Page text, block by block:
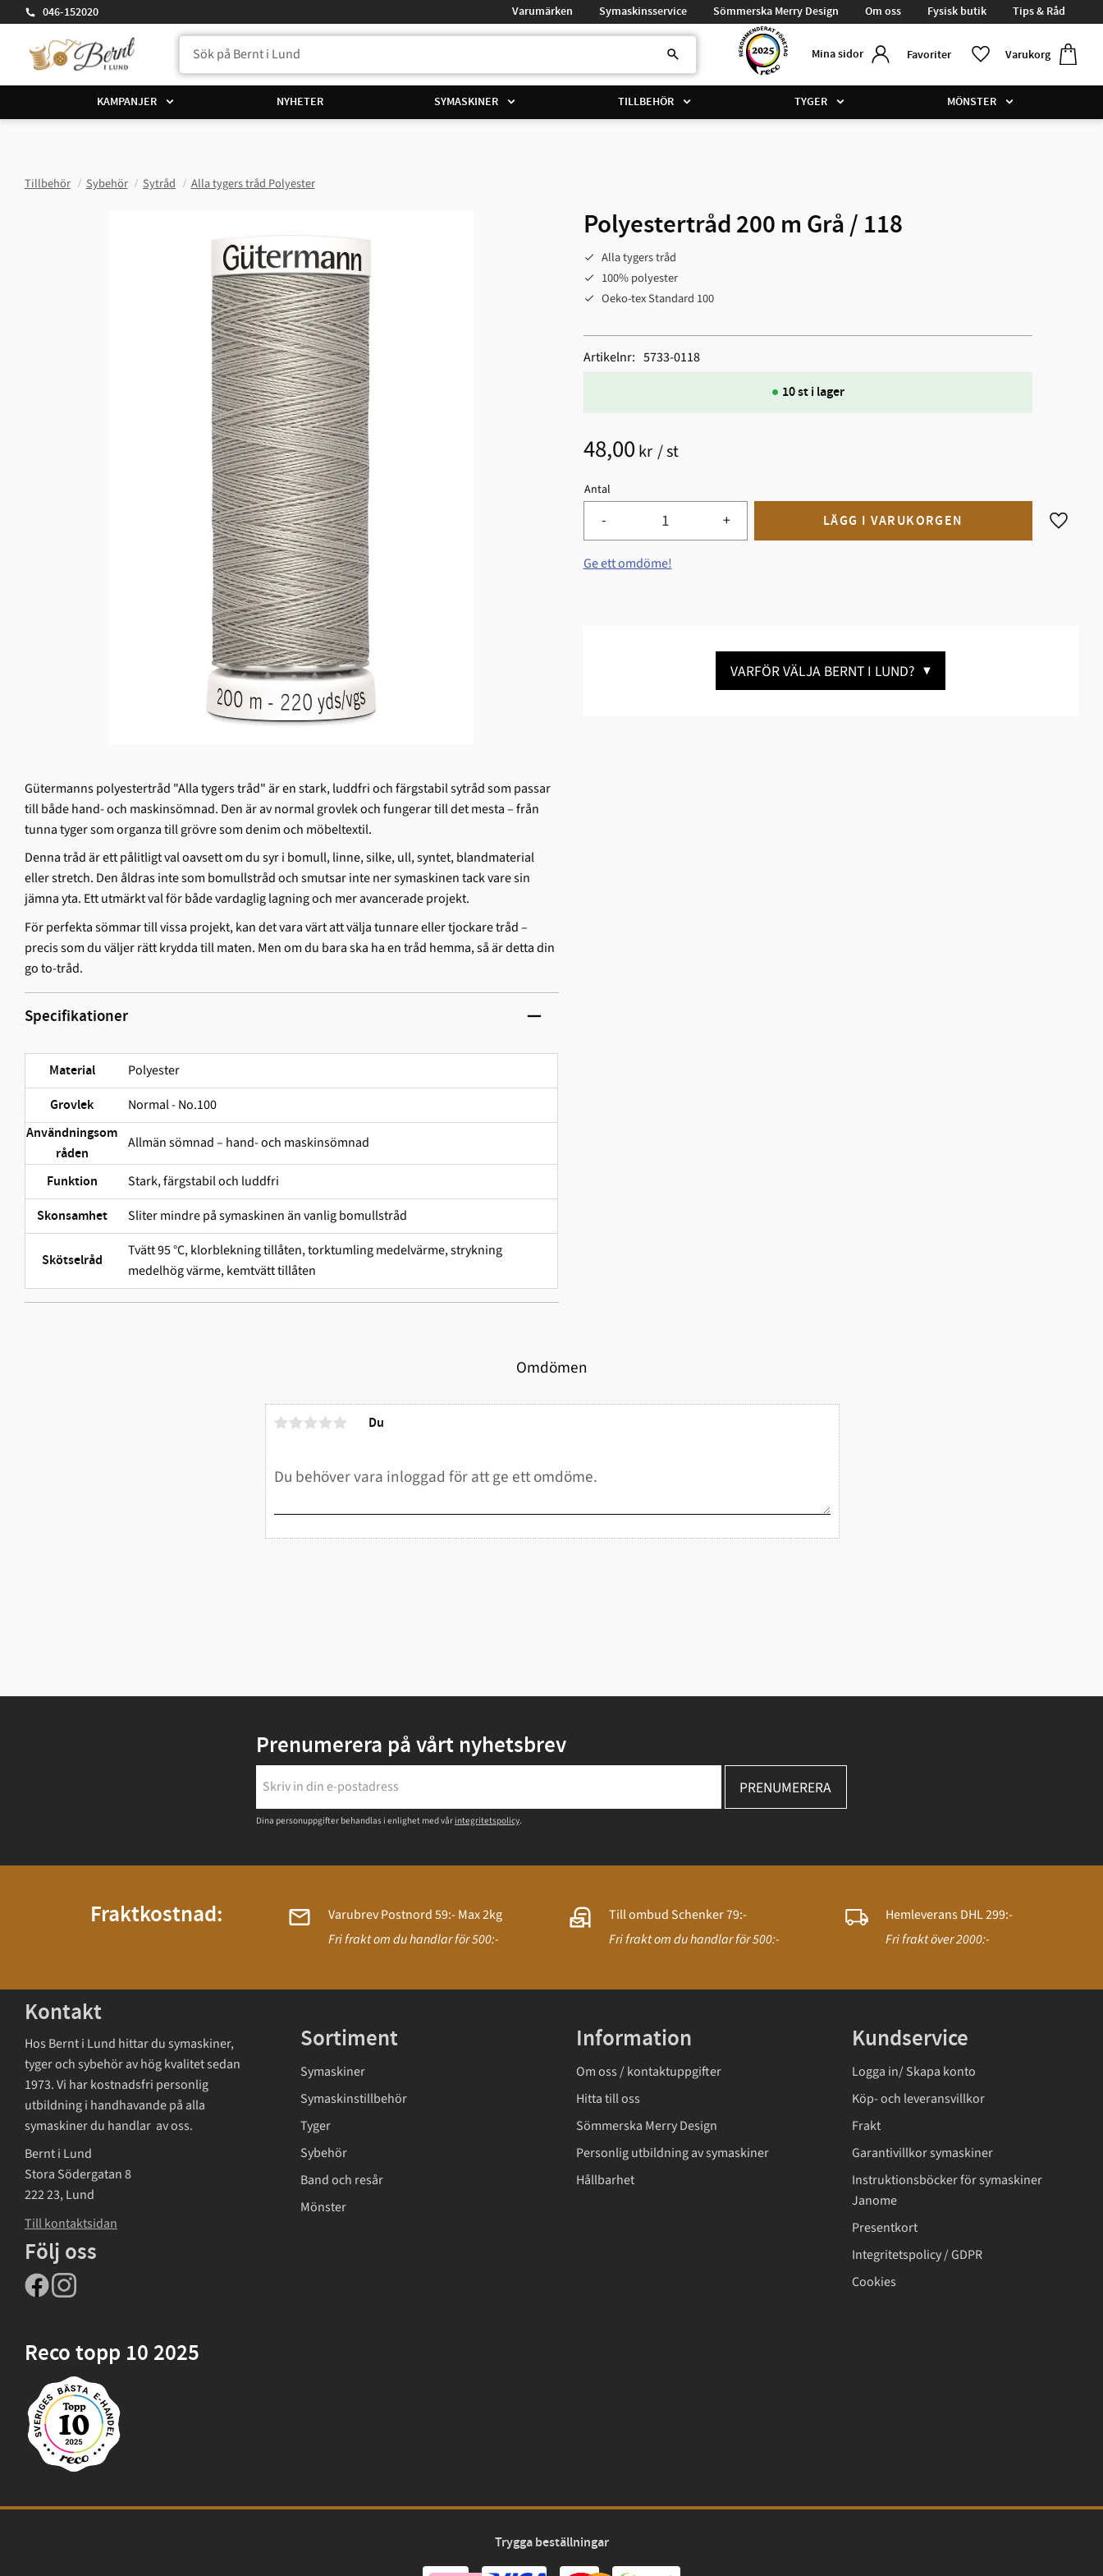
046-152020 Varumärken Symaskinsservice Sömmerska Merry Design Om oss Fysisk butik Tips & Råd
Mina sidor Favoriter Varukorg
Favoriter
KAMPANJER NYHETER SYMASKINER TILLBEHÖR TYGER MÖNSTER
Tillbehör Sybehör Sytråd Alla tygers tråd Polyester
Polyestertråd 200 m Grå / 118
Alla tygers tråd
100% polyester
Oeko-tex Standard 100
48,00 kr /st
Antal
+
- Lägg
10 st i lager
Artikelnr 5733-0118
Ge ett omdöme!
VARFÖR VÄLJA BERNT I LUND? ▼
Gütermanns polyestertråd "Alla tygers tråd" är en stark, ludd­fri och färgstabil sytråd som passar
till både hand- och maskinsömnad. Den är av normal grovlek och fungerar till det mesta – från
tunna tyger som organza till grövre som denim och möbeltextil.
Denna tråd är ett pålitligt val oavsett om du syr i bomull, linne, silke, ull, syntet, blandmaterial
eller stretch. Den åldras inte som bomullstråd och smutsar inte ner symaskinen tack vare sin
jämna yta. Ett utmärkt val för både vardaglig lagning och mer avancerade projekt.
För perfekta sömmar till vissa projekt, kan det vara värt att välja tunnare eller tjockare tråd –
precis som du väljer rätt krydda till maten. Men om du bara ska ha en tråd hemma, så är detta din
go to-tråd.
Specifikationer
Material Polyester
Grovlek Normal - No.100
Användningsom
råden
Allmän sömnad – hand- och maskinsömnad
Funktion Stark, färgstabil och ludd­fri
Skonsamhet Sliter mindre på symaskinen än vanlig bomullstråd
Skötselråd
Tvätt 95 °C, klorblekning tillåten, torktumling medelvärme, strykning
medelhög värme, kemtvätt tillåten
Omdömen
Du
Prenumerera på vårt nyhetsbrev
PRENUMERERA
Dina personuppgifter behandlas i enlighet med vår integritetspolicy.
Fraktkostnad:
Varubrev Postnord 59:- Max 2kg
Fri frakt om du handlar för 500:-
Till ombud Schenker 79:-
Fri frakt om du handlar för 500:-
Hemleverans DHL 299:-
Fri frakt över 2000:-
Kontakt
Hos Bernt i Lund hittar du symaskiner,
tyger och sybehör av hög kvalitet sedan
1973. Vi har kostnadsfri personlig
utbildning i handhavande på alla
symaskiner du handlar av oss.
Bernt i Lund
Stora Södergatan 8
222 23, Lund
Till kontaktsidan
Följ oss
Reco topp 10 2025
Sortiment
Symaskiner
Symaskinstillbehör
Tyger
Sybehör
Band och resår
Mönster
Information
Om oss / kontaktuppgifter
Hitta till oss
Sömmerska Merry Design
Personlig utbildning av symaskiner
Hållbarhet
Kundservice
Logga in/ Skapa konto
Köp- och leveransvillkor
Frakt
Garantivillkor symaskiner
Instruktionsböcker för symaskiner
Janome
Presentkort
Integritetspolicy / GDPR
Cookies
Trygga beställningar